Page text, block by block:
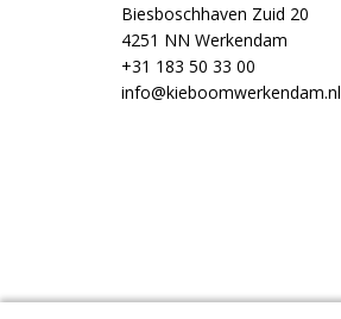
Biesboschhaven Zuid 20
4251 NN Werkendam
+31 183 50 33 00
info@kieboomwerkendam.nl